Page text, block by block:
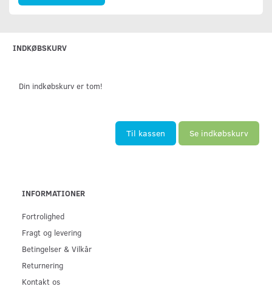
INDKØBSKURV
Din indkøbskurv er tom!
Til kassen Se indkøbskurv
INFORMATIONER
Fortrolighed
Fragt og levering
Betingelser & Vilkår
Returnering
Kontakt os